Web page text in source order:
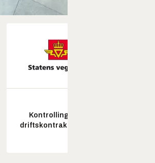
Kontrollingeniør
driftskontrakt elektro